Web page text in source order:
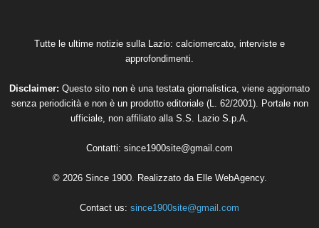
Tutte le ultime notizie sulla Lazio: calciomercato, interviste e
approfondimenti.
Disclaimer: Questo sito non è una testata giornalistica, viene aggiornato
senza periodicità e non è un prodotto editoriale (L. 62/2001). Portale non
ufficiale, non affiliato alla S.S. Lazio S.p.A.
Contatti: since1900site@gmail.com
© 2026 Since 1900. Realizzato da Elle WebAgency.
Contact us: since1900site@gmail.com